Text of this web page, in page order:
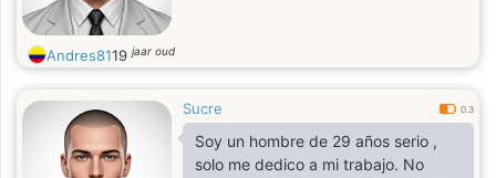
Andres8119jaar oud
Sucre 0.3
Soy un hombre de 29 años serio ,
solo me dedico a mi trabajo. No